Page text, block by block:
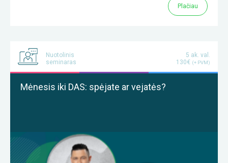
Plačiau
Nuotolinis
seminaras
5 ak. val.
130€ (+ PVM)
Mėnesis iki DAS: spėjate ar vejatės?